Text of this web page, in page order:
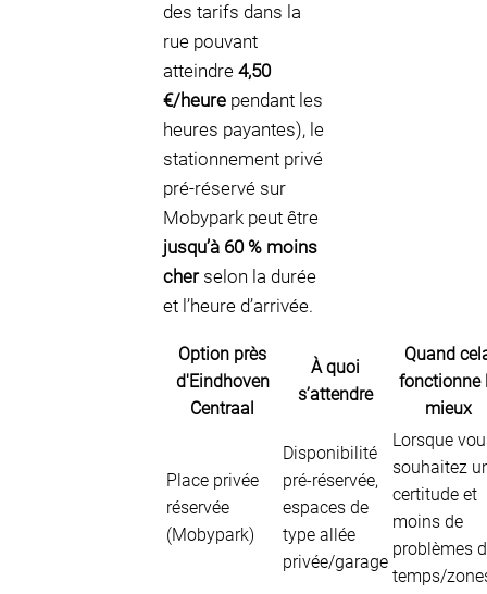
des tarifs dans la
rue pouvant
atteindre 4,50
€/heure pendant les
heures payantes), le
stationnement privé
pré-réservé sur
Mobypark peut être
jusqu’à 60 % moins
cherselon la durée
et l’heure d’arrivée.
Option près
d'Eindhoven
Centraal
À quoi
s’attendre
Quand
fonctionne
mieux
Place privée
réservée
(Mobypark)
Disponibilité
pré-réservée,
espaces de
type allée
privée/garage
Lorsque
souhaitez
certitude et
moins de
problèmes
temps/